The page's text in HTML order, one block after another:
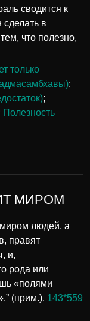
сводится к
в
что полезно,
только
;
;
Полезность
МИРОМ
миром людей, а
правят
и,
рода или
«полями
(прим.). 143*559